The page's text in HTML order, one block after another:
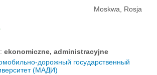
Moskwa, Rosja
ekonomiczne, administracyjne
дорожный государственный
(МАДИ)